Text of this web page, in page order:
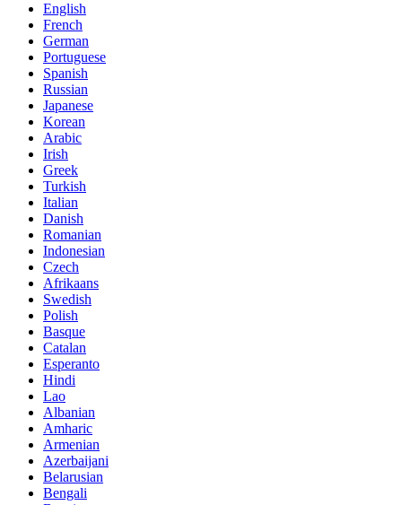
English
French
German
Portuguese
Spanish
Russian
Japanese
Korean
Arabic
Irish
Greek
Turkish
Italian
Danish
Romanian
Indonesian
Czech
Afrikaans
Swedish
Polish
Basque
Catalan
Esperanto
Hindi
Lao
Albanian
Amharic
Armenian
Azerbaijani
Belarusian
Bengali